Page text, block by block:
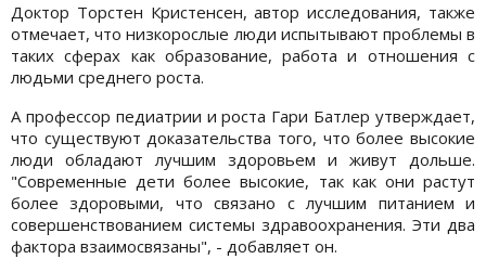
Доктор Торстен Кристенсен, автор исследования, также
отмечает, что низкорослые люди испытывают проблемы в
таких сферах как образование, работа и отношения с
людьми среднего роста.
А профессор педиатрии и роста Гари Батлер утверждает,
что существуют доказательства того, что более высокие
люди обладают лучшим здоровьем и живут дольше.
"Современные дети более высокие, так как они растут
более здоровыми, что связано с лучшим питанием и
совершенствованием системы здравоохранения. Эти два
фактора взаимосвязаны", - добавляет он.